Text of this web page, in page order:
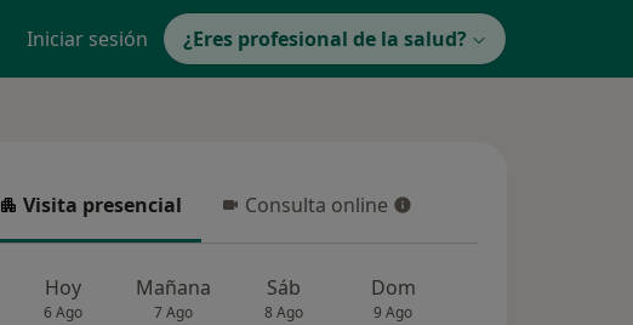
Iniciar sesión ¿Eres profesional de la salud?
Visita presencial
Visita presencial Consulta online
Consulta online
Hoy
6 Ago
Mañana
7 Ago
Sáb
8 Ago
Dom
9 Ago